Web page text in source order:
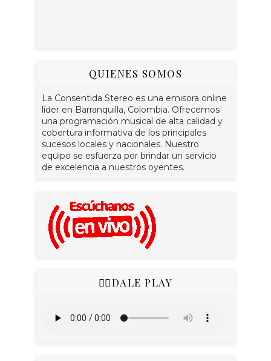
QUIENES SOMOS
La Consentida Stereo es una emisora online
líder en Barranquilla, Colombia. Ofrecemos
una programación musical de alta calidad y
cobertura informativa de los principales
sucesos locales y nacionales. Nuestro
equipo se esfuerza por brindar un servicio
de excelencia a nuestros oyentes.
👇🏻DALE PLAY